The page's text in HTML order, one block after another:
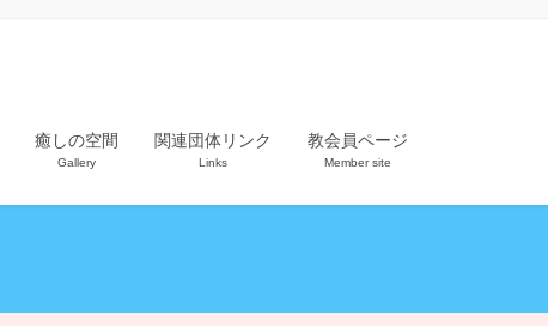
癒しの空間
Gallery
関連団体リンク
Links
教会員ページ
Member site